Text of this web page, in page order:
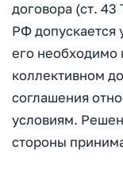
договора (ст.
РФ допускается
его необходимо
коллективном
соглашения
условиям.
стороны